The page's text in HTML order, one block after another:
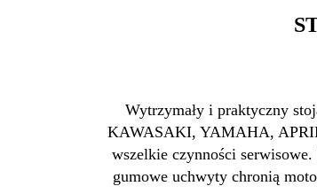
Wytrzymały i praktyczny
KAWASAKI, YAMAHA,
wszelkie czynności serwisowe.
gumowe uchwyty chronią